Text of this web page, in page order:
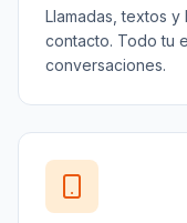
Llamadas, textos
contacto. Todo tu
conversaciones.